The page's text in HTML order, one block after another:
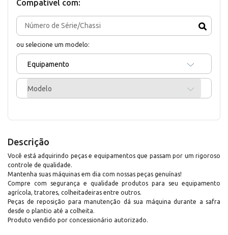
Compativel com:
ou selecione um modelo:
Equipamento
Modelo
Descrição
Você está adquirindo peças e equipamentos que passam por um rigoroso
controle de qualidade.
Mantenha suas máquinas em dia com nossas peças genuínas!
Compre com segurança e qualidade produtos para seu equipamento
agrícola, tratores, colheitadeiras entre outros.
Peças de reposição para manutenção dá sua máquina durante a safra
desde o plantio até a colheita.
Produto vendido por concessionário autorizado.